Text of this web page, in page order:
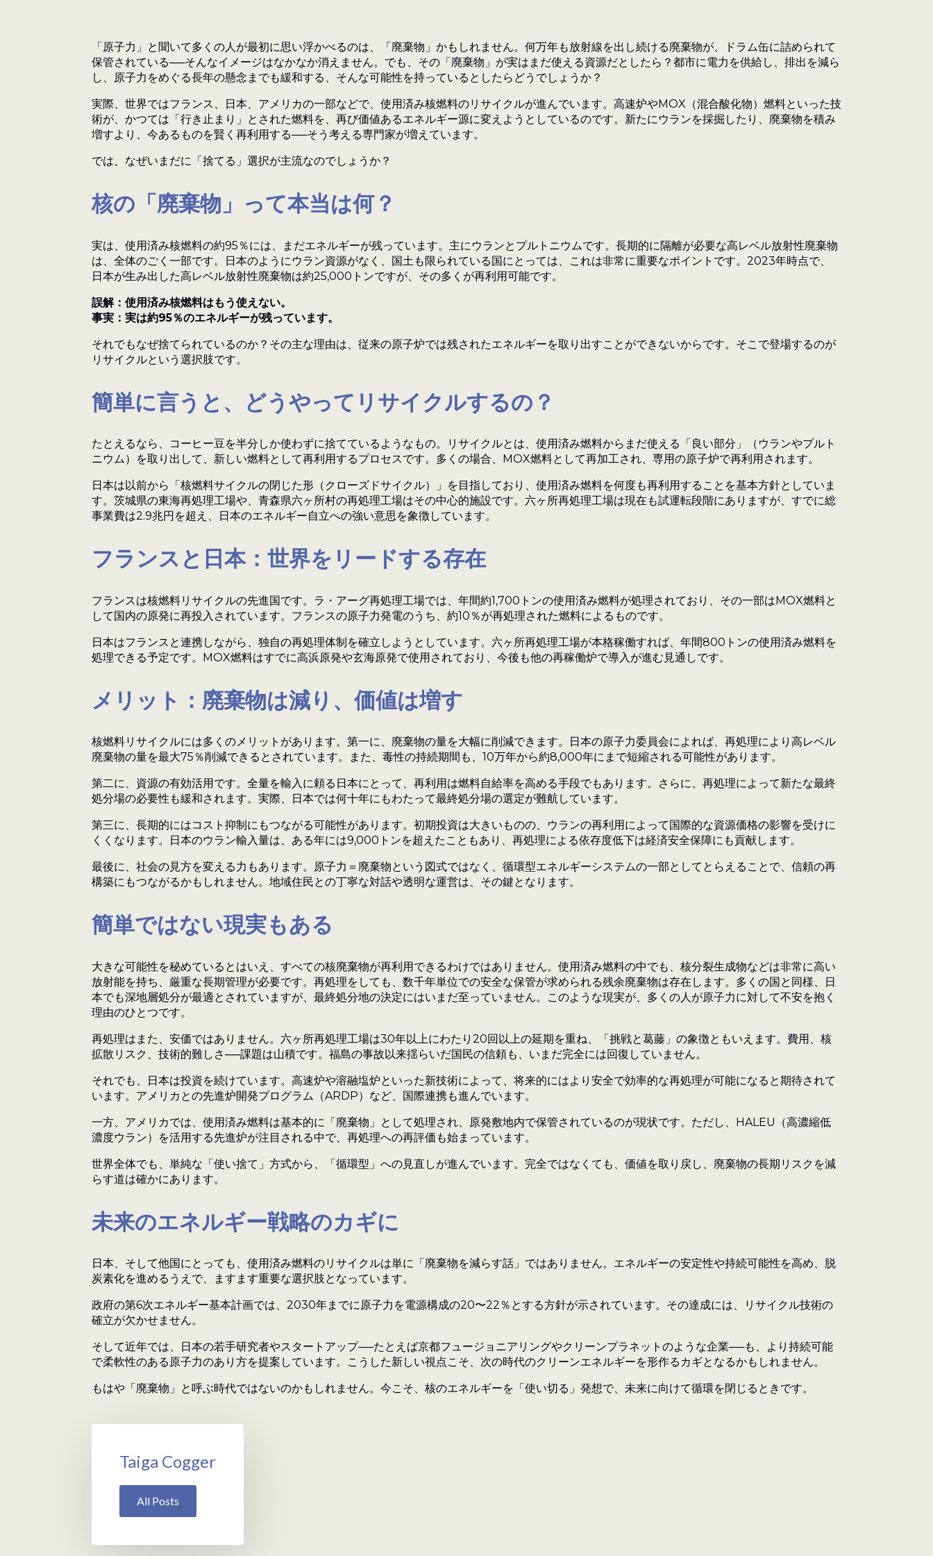
「原子力」と聞いて多くの人が最初に思い浮かべるのは、「廃棄物」かもしれません。何万年も放射線を出し続ける廃棄物が、ドラム缶に詰められて
保管されている──そんなイメージはなかなか消えません。でも、その「廃棄物」が実はまだ使える資源だとしたら？都市に電力を供給し、排出を減ら
し、原子力をめぐる長年の懸念までも緩和する、そんな可能性を持っているとしたらどうでしょうか？
実際、世界ではフランス、日本、アメリカの一部などで、使用済み核燃料のリサイクルが進んでいます。高速炉やMOX（混合酸化物）燃料といった技
術が、かつては「行き止まり」とされた燃料を、再び価値あるエネルギー源に変えようとしているのです。新たにウランを採掘したり、廃棄物を積み
増すより、今あるものを賢く再利用する──そう考える専門家が増えています。
では、なぜいまだに「捨てる」選択が主流なのでしょうか？
核の「廃棄物」って本当は何？
実は、使用済み核燃料の約95％には、まだエネルギーが残っています。主にウランとプルトニウムです。長期的に隔離が必要な高レベル放射性廃棄物
は、全体のごく一部です。日本のようにウラン資源がなく、国土も限られている国にとっては、これは非常に重要なポイントです。2023年時点で、
日本が生み出した高レベル放射性廃棄物は約25,000トンですが、その多くが再利用可能です。
誤解：使用済み核燃料はもう使えない。
事実：実は約95％のエネルギーが残っています。
それでもなぜ捨てられているのか？その主な理由は、従来の原子炉では残されたエネルギーを取り出すことができないからです。そこで登場するのが
リサイクルという選択肢です。
簡単に言うと、どうやってリサイクルするの？
たとえるなら、コーヒー豆を半分しか使わずに捨てているようなもの。リサイクルとは、使用済み燃料からまだ使える「良い部分」（ウランやプルト
ニウム）を取り出して、新しい燃料として再利用するプロセスです。多くの場合、MOX燃料として再加工され、専用の原子炉で再利用されます。
日本は以前から「核燃料サイクルの閉じた形（クローズドサイクル）」を目指しており、使用済み燃料を何度も再利用することを基本方針としていま
す。茨城県の東海再処理工場や、青森県六ヶ所村の再処理工場はその中心的施設です。六ヶ所再処理工場は現在も試運転段階にありますが、すでに総
事業費は2.9兆円を超え、日本のエネルギー自立への強い意思を象徴しています。
フランスと日本：世界をリードする存在
フランスは核燃料リサイクルの先進国です。ラ・アーグ再処理工場では、年間約1,700トンの使用済み燃料が処理されており、その一部はMOX燃料と
して国内の原発に再投入されています。フランスの原子力発電のうち、約10％が再処理された燃料によるものです。
日本はフランスと連携しながら、独自の再処理体制を確立しようとしています。六ヶ所再処理工場が本格稼働すれば、年間800トンの使用済み燃料を
処理できる予定です。MOX燃料はすでに高浜原発や玄海原発で使用されており、今後も他の再稼働炉で導入が進む見通しです。
メリット：廃棄物は減り、価値は増す
核燃料リサイクルには多くのメリットがあります。第一に、廃棄物の量を大幅に削減できます。日本の原子力委員会によれば、再処理により高レベル
廃棄物の量を最大75％削減できるとされています。また、毒性の持続期間も、10万年から約8,000年にまで短縮される可能性があります。
第二に、資源の有効活用です。全量を輸入に頼る日本にとって、再利用は燃料自給率を高める手段でもあります。さらに、再処理によって新たな最終
処分場の必要性も緩和されます。実際、日本では何十年にもわたって最終処分場の選定が難航しています。
第三に、長期的にはコスト抑制にもつながる可能性があります。初期投資は大きいものの、ウランの再利用によって国際的な資源価格の影響を受けに
くくなります。日本のウラン輸入量は、ある年には9,000トンを超えたこともあり、再処理による依存度低下は経済安全保障にも貢献します。
最後に、社会の見方を変える力もあります。原子力＝廃棄物という図式ではなく、循環型エネルギーシステムの一部としてとらえることで、信頼の再
構築にもつながるかもしれません。地域住民との丁寧な対話や透明な運営は、その鍵となります。
簡単ではない現実もある
大きな可能性を秘めているとはいえ、すべての核廃棄物が再利用できるわけではありません。使用済み燃料の中でも、核分裂生成物などは非常に高い
放射能を持ち、厳重な長期管理が必要です。再処理をしても、数千年単位での安全な保管が求められる残余廃棄物は存在します。多くの国と同様、日
本でも深地層処分が最適とされていますが、最終処分地の決定にはいまだ至っていません。このような現実が、多くの人が原子力に対して不安を抱く
理由のひとつです。
再処理はまた、安価ではありません。六ヶ所再処理工場は30年以上にわたり20回以上の延期を重ね、「挑戦と葛藤」の象徴ともいえます。費用、核
拡散リスク、技術的難しさ──課題は山積です。福島の事故以来揺らいだ国民の信頼も、いまだ完全には回復していません。
それでも、日本は投資を続けています。高速炉や溶融塩炉といった新技術によって、将来的にはより安全で効率的な再処理が可能になると期待されて
います。アメリカとの先進炉開発プログラム（ARDP）など、国際連携も進んでいます。
一方、アメリカでは、使用済み燃料は基本的に「廃棄物」として処理され、原発敷地内で保管されているのが現状です。ただし、HALEU（高濃縮低
濃度ウラン）を活用する先進炉が注目される中で、再処理への再評価も始まっています。
世界全体でも、単純な「使い捨て」方式から、「循環型」への見直しが進んでいます。完全ではなくても、価値を取り戻し、廃棄物の長期リスクを減
らす道は確かにあります。
未来のエネルギー戦略のカギに
日本、そして他国にとっても、使用済み燃料のリサイクルは単に「廃棄物を減らす話」ではありません。エネルギーの安定性や持続可能性を高め、脱
炭素化を進めるうえで、ますます重要な選択肢となっています。
政府の第6次エネルギー基本計画では、2030年までに原子力を電源構成の20〜22％とする方針が示されています。その達成には、リサイクル技術の
確立が欠かせません。
そして近年では、日本の若手研究者やスタートアップ──たとえば京都フュージョニアリングやクリーンプラネットのような企業──も、より持続可能
で柔軟性のある原子力のあり方を提案しています。こうした新しい視点こそ、次の時代のクリーンエネルギーを形作るカギとなるかもしれません。
もはや「廃棄物」と呼ぶ時代ではないのかもしれません。今こそ、核のエネルギーを「使い切る」発想で、未来に向けて循環を閉じるときです。
Taiga Cogger
All Posts